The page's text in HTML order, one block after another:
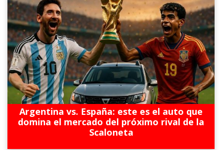
Argentina vs. España: este es el auto que
domina el mercado del próximo rival de la
Scaloneta